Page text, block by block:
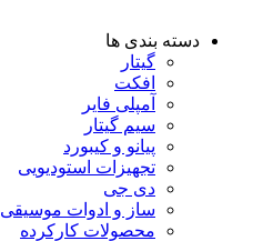
دسته بندی ها
گیتار
افکت
آمپلی فایر
سیم گیتار
پیانو و کیبورد
تجهیزات استودیویی
دی جی
ساز و ادوات موسیقی
محصولات کارکرده